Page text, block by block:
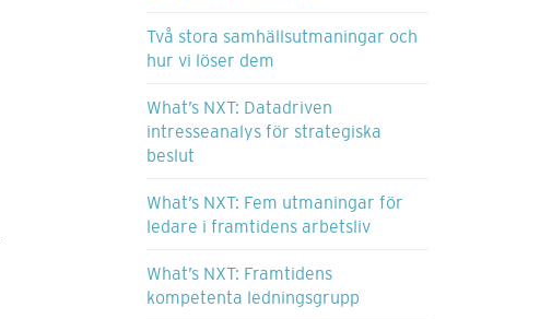
Två stora samhällsutmaningar och
hur vi löser dem
What’s NXT: Datadriven
intresseanalys för strategiska
beslut
What’s NXT: Fem utmaningar för
ledare i framtidens arbetsliv
What’s NXT: Framtidens
kompetenta ledningsgrupp